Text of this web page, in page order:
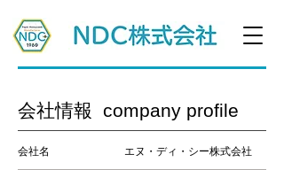
会社情報 company profile
会社名 エヌ・ディ・シー株式会社